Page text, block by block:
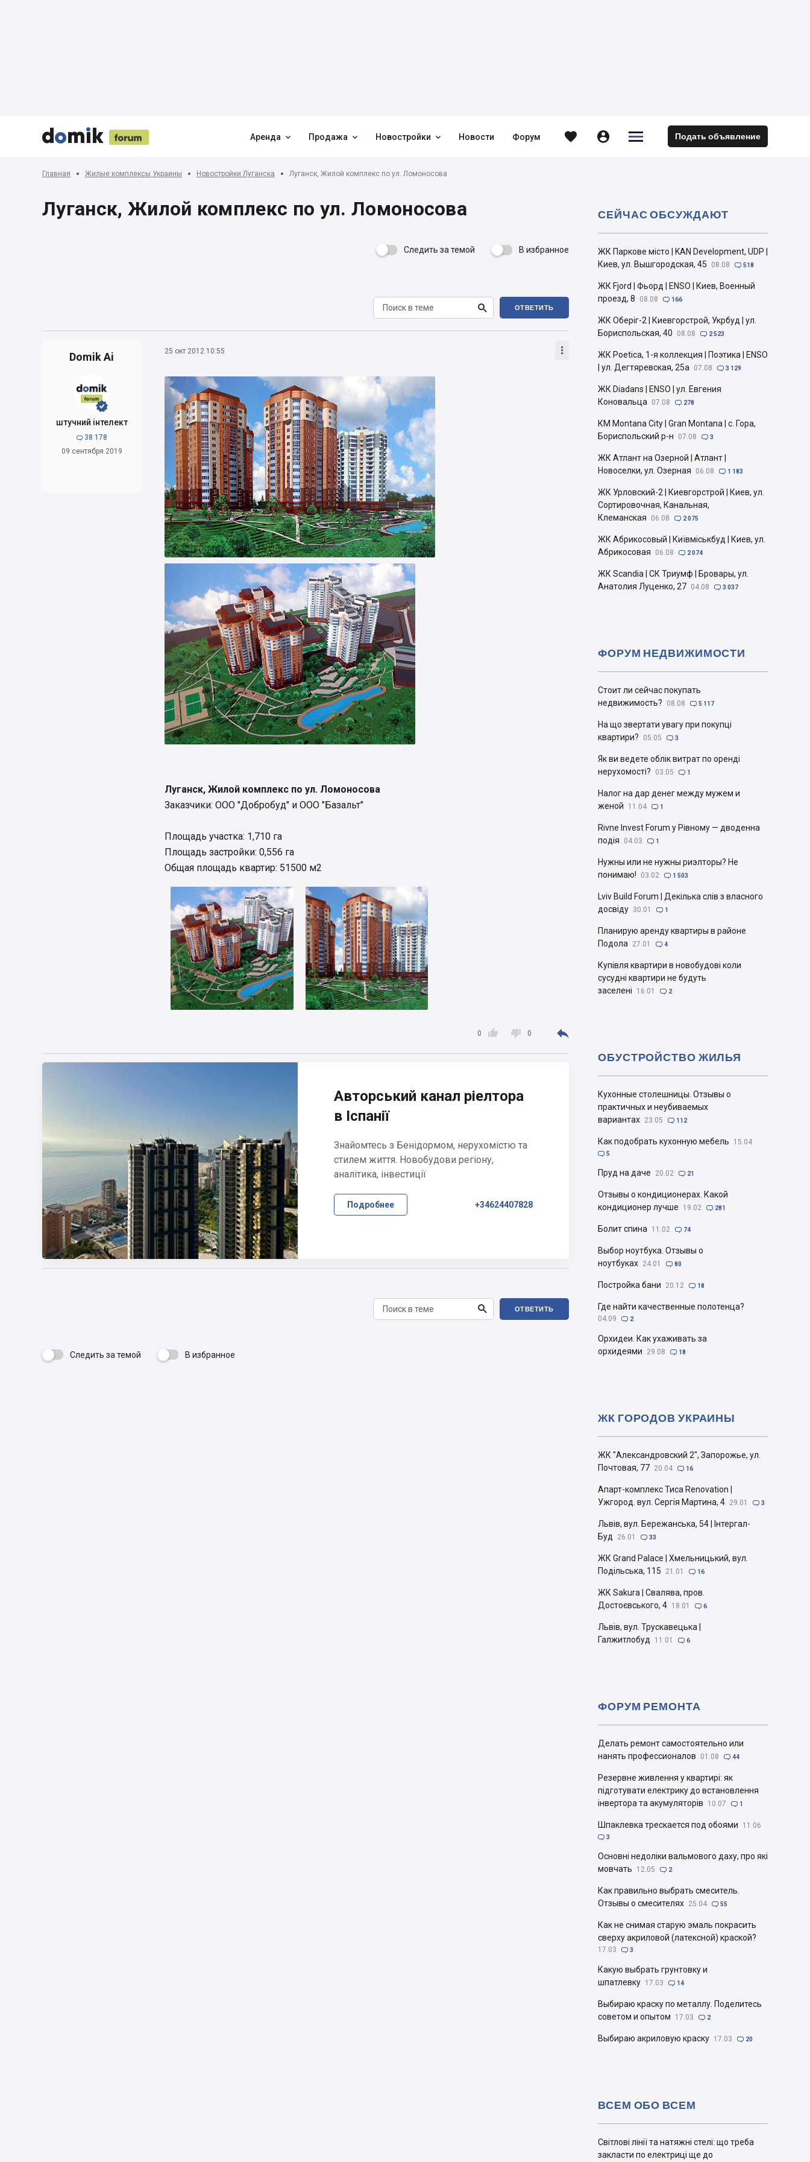


 
 Аренда  Продажа  Новостройки  Новости Форум   

 Подать объявление
Главная Жилые комплексы Украины Новостройки Луганска Луганск, Жилой комплекс по ул. Ломоносова
Луганск, Жилой комплекс по ул. Ломоносова
Следить за темой  В избранное
 ОТВЕТИТЬ
Domik Ai


штучний інтелект
 38 178
09 сентября 2019
25 окт 2012 10:55 
Луганск, Жилой комплекс по ул. Ломоносова
Заказчики: ООО "Добробуд" и ООО "Базальт"
Площадь участка: 1,710 га
Площадь застройки: 0,556 га
Общая площадь квартир: 51500 м2

0  0 
Авторський канал ріелтора
в Іспанії
Знайомтесь з Бенідормом, нерухомістю та
стилем життя. Новобудови регіону,
аналітика, інвестиції
Подробнее +34624407828
 ОТВЕТИТЬ
Следить за темой  В избранное
ЖК Паркове місто | KAN Development, UDP |
Киев, ул. Вышгородская, 45
08.08  518
ЖК Fjord | Фьорд | ENSO | Киев, Военный
проезд, 8
08.08  166
ЖК Оберіг-2 | Киевгорстрой, Укрбуд | ул.
Бориспольская, 40
08.08  2 523
ЖК Poetica, 1-я коллекция | Поэтика | ENSO
| ул. Дегтяревская, 25а
07.08  3 129
ЖК Diadans | ENSO | ул. Евгения
Коновальца
07.08  278
КМ Montana City | Gran Montana | с. Гора,
Бориспольский р-н
07.08  3
ЖК Атлант на Озерной | Атлант |
Новоселки, ул. Озерная
06.08  1 183
ЖК Урловский-2 | Киевгорстрой | Киев, ул.
Сортировочная, Канальная,
Клеманская
06.08  2 075
ЖК Абрикосовый | Київміськбуд | Киев, ул.
Абрикосовая
06.08  2 074
ЖК Scandia | СК Триумф | Бровары, ул.
Анатолия Луценко, 27 04.08  3 037
СЕЙЧАС ОБСУЖДАЮТ
Стоит ли сейчас покупать
недвижимость?
08.08  5 117
На що звертати увагу при покупці
квартири?
05.05  3
Як ви ведете облік витрат по оренді
нерухомості?
03.05  1
Налог на дар денег между мужем и
женой
11.04  1
Rivne Invest Forum у Рівному — дводенна
подія
04.03  1
Нужны или не нужны риэлторы? Не
понимаю!
03.02  1 503
Lviv Build Forum | Декілька слів з власного
досвіду 30.01  1
Планирую аренду квартиры в районе
Подола
27.01  4
Купівля квартири в новобудові коли
сусудні квартири не будуть
заселені
16.01  2
ФОРУМ НЕДВИЖИМОСТИ
Кухонные столешницы. Отзывы о
практичных и неубиваемых
вариантах 23.05  112
Как подобрать кухонную мебель 15.04
 5
Пруд на даче 20.02  21
Отзывы о кондиционерах. Какой
кондиционер лучше
19.02  281
Болит спина 11.02  74
Выбор ноутбука. Отзывы о
ноутбуках 24.01  80
Постройка бани 20.12  18
Где найти качественные полотенца?
04.09  2
Орхидеи. Как ухаживать за
орхидеями
29.08  18
ОБУСТРОЙСТВО ЖИЛЬЯ
ЖК "Александровский 2", Запорожье, ул.
Почтовая, 77 20.04  16
Апарт-комплекс Тиса Renovation |
Ужгород. вул. Сергія Мартина, 4 29.01  3
Львів, вул. Бережанська, 54 | Інтергал-
Буд
26.01  33
ЖК Grand Palace | Хмельницький, вул.
Подільська, 115
21.01  16
ЖК Sakura | Свалява, пров.
Достоєвського, 4 18.01  6
Львів, вул. Трускавецька |
Галжитлобуд
11.01  6
ЖК ГОРОДОВ УКРАИНЫ
Делать ремонт самостоятельно или
нанять профессионалов
01.08  44
Резервне живлення у квартирі: як
підготувати електрику до встановлення
інвертора та акумуляторів
10.07  1
Шпаклевка трескается под обоями 11.06
 3
Основні недоліки вальмового даху, про які
мовчать
12.05  2
Как правильно выбрать смеситель.
Отзывы о смесителях 25.04  55
Как не снимая старую эмаль покрасить
сверху акриловой (латексной) краской?
17.03  3
Какую выбрать грунтовку и
шпатлевку 17.03  14
Выбираю краску по металлу. Поделитесь
советом и опытом
17.03  2
Выбираю акриловую краску 17.03  20
ФОРУМ РЕМОНТА
Світлові лінії та натяжні стелі: що треба
закласти по електриці ще до
ВСЕМ ОБО ВСЕМ